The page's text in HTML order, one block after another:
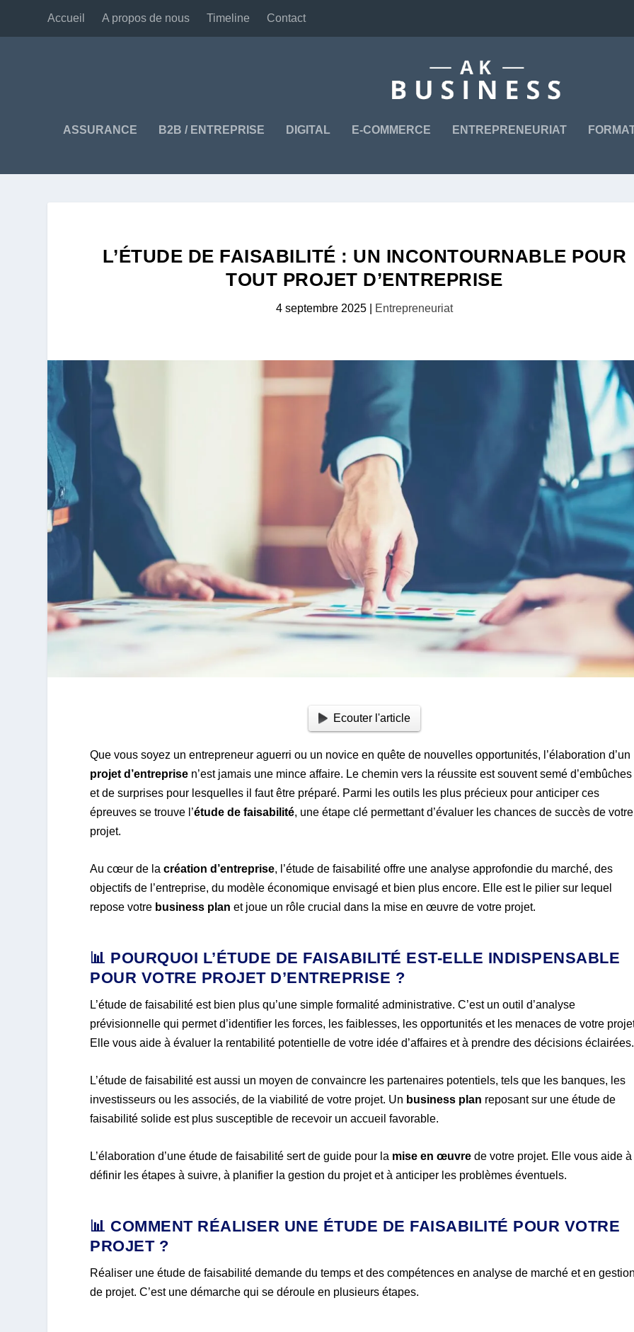
Accueil A propos de nous Timeline Contact
ASSURANCE B2B / ENTREPRISE DIGITAL E-COMMERCE ENTREPRENEURIAT
L’ÉTUDE DE FAISABILITÉ : UN INCONTOURNABLE POUR
TOUT PROJET D’ENTREPRISE
4 septembre 2025| Entrepreneuriat
Ecouter l'article
Que vous soyez un entrepreneur aguerri ou un novice en quête de nouvelles opportunités, l’élaboration d’un
projet d’entreprise n’est jamais une mince affaire. Le chemin vers la réussite est souvent semé d’embûches
et de surprises pour lesquelles il faut être préparé. Parmi les outils les plus précieux pour anticiper ces
épreuves se trouve l’étude de faisabilité, une étape clé permettant d’évaluer les chances de succès de votre
projet.
Au cœur de lacréation d’entreprise, l’étude de faisabilité offre une analyse approfondie du marché, des
objectifs de l’entreprise, du modèle économique envisagé et bien plus encore. Elle est le pilier sur lequel
repose votre business plan et joue un rôle crucial dans la mise en œuvre de votre projet.
📊 POURQUOI L’ÉTUDE DE FAISABILITÉ EST-ELLE INDISPENSABLE
POUR VOTRE PROJET D’ENTREPRISE ?
L’étude de faisabilité est bien plus qu’une simple formalité administrative. C’est un outil d’analyse
prévisionnelle qui permet d’identifier les forces, les faiblesses, les opportunités et les menaces de votre
Elle vous aide à évaluer la rentabilité potentielle de votre idée d’affaires et à prendre des décisions éclairées.
L’étude de faisabilité est aussi un moyen de convaincre les partenaires potentiels, tels que les banques, les
investisseurs ou les associés, de la viabilité de votre projet. Un business plan reposant sur une étude de
faisabilité solide est plus susceptible de recevoir un accueil favorable.
L’élaboration d’une étude de faisabilité sert de guide pour la mise en œuvre de votre projet. Elle vous aide à
définir les étapes à suivre, à planifier la gestion du projet et à anticiper les problèmes éventuels.
📊 COMMENT RÉALISER UNE ÉTUDE DE FAISABILITÉ POUR VOTRE
PROJET ?
Réaliser une étude de faisabilité demande du temps et des compétences en analyse de marché et en
de projet. C’est une démarche qui se déroule en plusieurs étapes.